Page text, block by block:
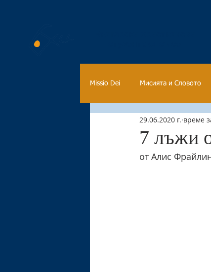
Missio Dei Мисията и Словото
Студентски живот
7 лъжи
29.06.2020 г. време
от Алис